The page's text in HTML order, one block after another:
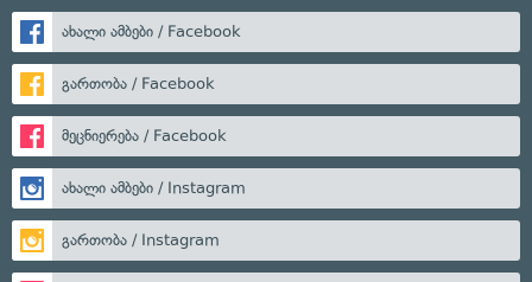
ახალი ამბები / Facebook
გართობა / Facebook
მეცნიერება / Facebook
ახალი ამბები / Instagram
გართობა / Instagram